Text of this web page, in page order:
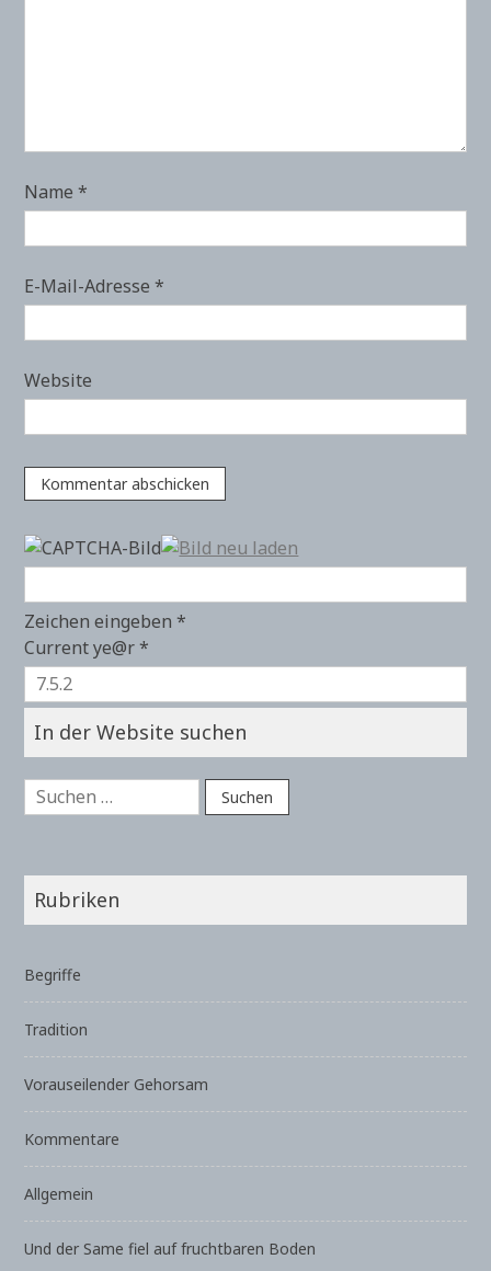
Name*
E-Mail-Adresse*
Website
Zeichen eingeben*
Current ye@r*
In der Website suchen
Suchen
nach:
Rubriken
Begriffe
Tradition
Vorauseilender Gehorsam
Kommentare
Allgemein
Und der Same fiel auf fruchtbaren Boden